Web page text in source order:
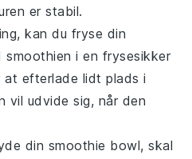
er stabil.
kan du fryse din
smoothien i en frysesikker
efterlade lidt plads i
vil udvide sig, når den
din smoothie bowl, skal